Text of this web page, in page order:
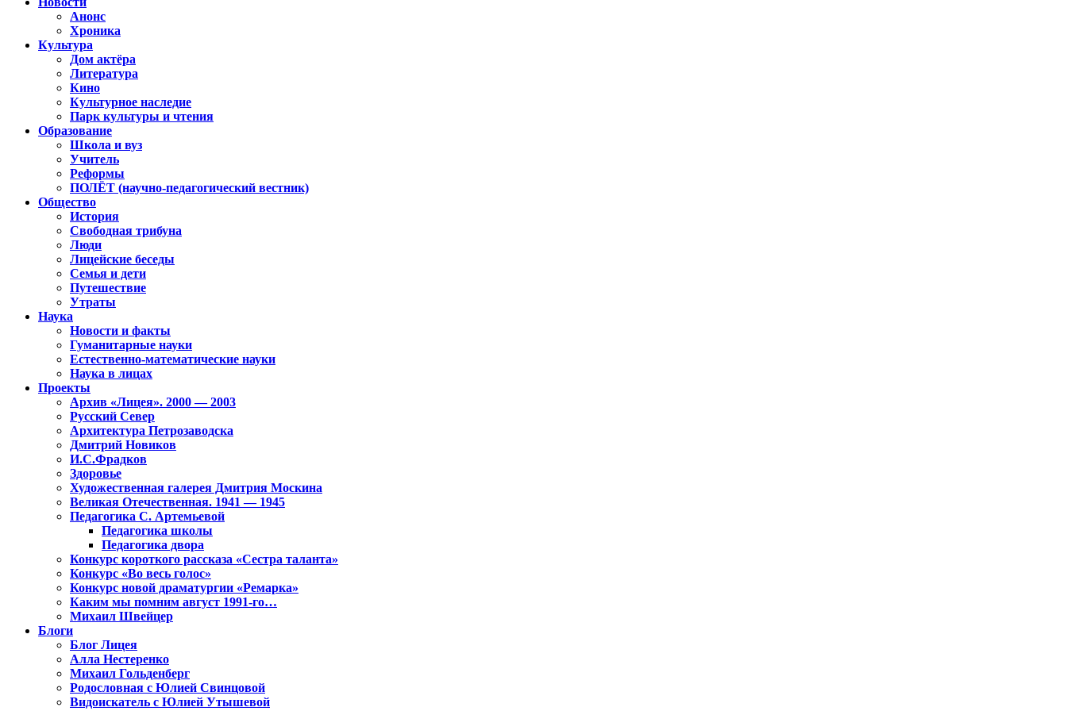
Анонс
Хроника
Культура
Дом актёра
Литература
Кино
Культурное наследие
Парк культуры и чтения
Образование
Школа и вуз
Учитель
Реформы
ПОЛЁТ (научно-педагогический вестник)
Общество
История
Свободная трибуна
Люди
Лицейские беседы
Семья и дети
Путешествие
Утраты
Наука
Новости и факты
Гуманитарные науки
Естественно-математические науки
Наука в лицах
Проекты
Архив «Лицея». 2000 — 2003
Русский Север
Архитектура Петрозаводска
Дмитрий Новиков
И.С.Фрадков
Здоровье
Художественная галерея Дмитрия Москина
Великая Отечественная. 1941 — 1945
Педагогика С. Артемьевой
Педагогика школы
Педагогика двора
Конкурс короткого рассказа «Сестра таланта»
Конкурс «Во весь голос»
Конкурс новой драматургии «Ремарка»
Каким мы помним август 1991-го…
Михаил Швейцер
Блоги
Блог Лицея
Алла Нестеренко
Михаил Гольденберг
Родословная с Юлией Свинцовой
Видоискатель с Юлией Утышевой